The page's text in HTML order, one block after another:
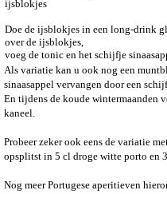
ijsblokjes
Doe de ijsblokjes in een long-drink
over de ijsblokjes,
voeg de tonic en het schijfje
Als variatie kan u ook nog een
sinaasappel vervangen door een
En tijdens de koude wintermaanden
kaneel.
Probeer zeker ook eens de variatie
opsplitst in 5 cl droge witte porto en
Nog meer Portugese aperitieven